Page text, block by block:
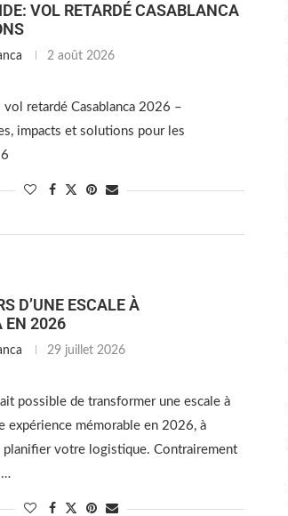
VOL RETARDÉ CASABLANCA
2 août 2026
retardé Casablanca 2026 –
impacts et solutions pour les
D’UNE ESCALE À
EN 2026
29 juillet 2026
possible de transformer une escale à
expérience mémorable en 2026, à
votre logistique. Contrairement
…